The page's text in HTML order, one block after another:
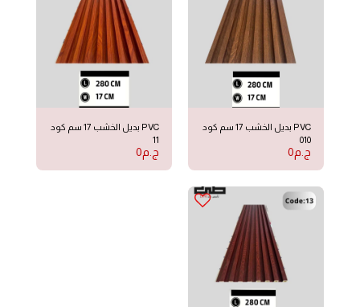
PVC بديل الخشب 17 سم كود
010
ج.م0
PVC بديل الخشب 17 سم كود
11
ج.م0